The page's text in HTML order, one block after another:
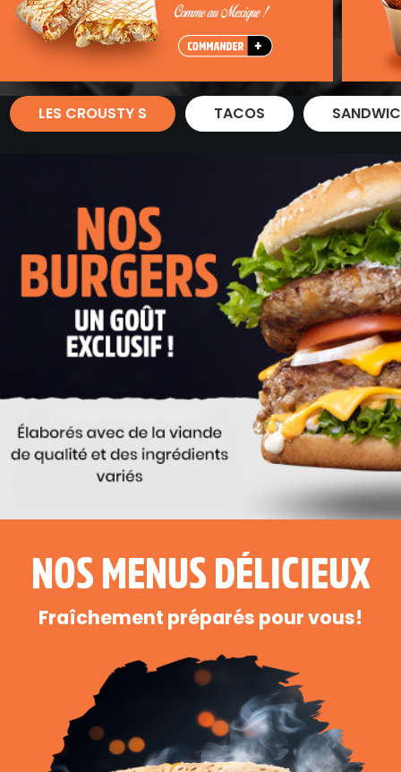
Zones de Livraison
LES CROUSTY S TACOS
NOS MENUS DÉLICIEUX
Fraîchement préparés pour vous!